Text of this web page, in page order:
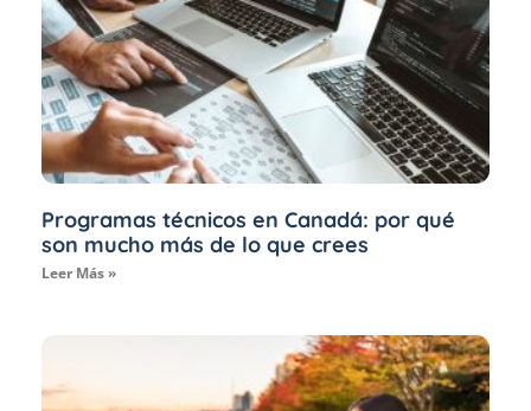
Programas técnicos en Canadá: por qué
son mucho más de lo que crees
Leer Más »